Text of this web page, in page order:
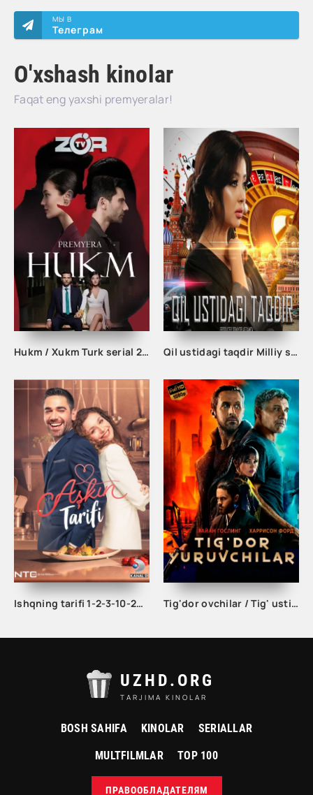
O'xshash kinolar
Faqat eng yaxshi premyeralar!
МЫ В
Телеграм
Hukm / Xukm Turk serial 203. 204. 205. 206. 207. 208. 209. 210. 211. 212. 213. 214. 215 Qism Uzbek tilida Hukim Xukim Barcha qismlari Qil ustidagi taqdir Milliy serial barcha qismlar
Ishqning tarifi 1-2-3-10-20-30-40-50-60-70-100 qism turk serial Uzbek tilida Barcha qismlar Tig'dor ovchilar / Tig' ustida yuguruvchilar 2049 Uzbek tilida 2017 tarjima kino Full HD
UZHD.ORG
TARJIMA KINOLAR
BOSH SAHIFA KINOLAR SERIALLAR
MULTFILMLAR TOP 100
ПРАВООБЛАДАТЕЛЯМ